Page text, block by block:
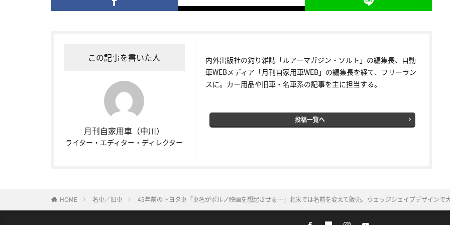
この記事を書いた人
月刊自家用車（中川）
ライター・エディター・ディレクター
内外出版社の釣り雑誌「ルアーマガジン・ソルト」の編集長、自動
車WEBメディア「月刊自家用車WEB」の編集長を経て、フリーラン
スに。カー用品や旧車・名車系の記事を主に担当する。
投稿一覧へ
HOME 名車／旧車 45年前のトヨタ車「車名がポルノ映画を想起させる…」北米では名前を変えて販売。ウェッジシェイプデザインで